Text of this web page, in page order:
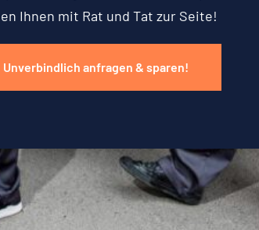
Ihnen mit Rat und Tat zur Seite!
Unverbindlich anfragen & sparen!